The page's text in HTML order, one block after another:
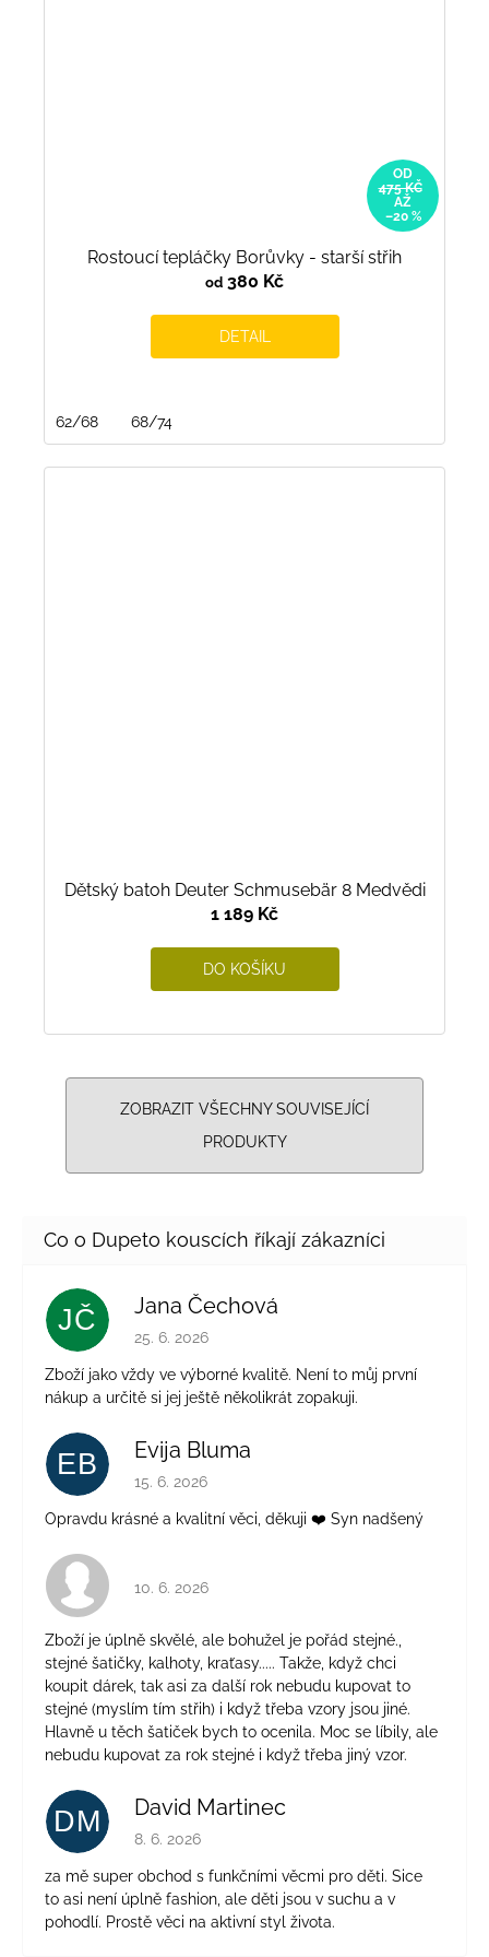
OD
475 KČ
AŽ
–20 %
Rostoucí tepláčky Borůvky - starší střih
od 380 Kč
DETAIL
62/68 68/74
Dětský batoh Deuter Schmusebär 8 Medvědi
1 189 Kč
DO KOŠÍKU
ZOBRAZIT VŠECHNY SOUVISEJÍCÍ
PRODUKTY
JČ Jana Čechová
Hodnocení obchodu je 5 z 5 hvězdiček.
25. 6. 2026
Zboží jako vždy ve výborné kvalitě. Není to můj první
nákup a určitě si jej ještě několikrát zopakuji.
EB Evija Bluma
Hodnocení obchodu je 5 z 5 hvězdiček.
15. 6. 2026
Opravdu krásné a kvalitní věci, děkuji ❤️ Syn nadšený
Hodnocení obchodu je 4 z 5 hvězdiček.
10. 6. 2026
Zboží je úplně skvělé, ale bohužel je pořád stejné.,
stejné šatičky, kalhoty, kraťasy..... Takže, když chci
koupit dárek, tak asi za další rok nebudu kupovat to
stejné (myslím tím střih) i když třeba vzory jsou jiné.
Hlavně u těch šatiček bych to ocenila. Moc se líbily, ale
nebudu kupovat za rok stejné i když třeba jiný vzor.
DM David Martinec
Hodnocení obchodu je 5 z 5 hvězdiček.
8. 6. 2026
za mě super obchod s funkčními věcmi pro děti. Sice
to asi není úplně fashion, ale děti jsou v suchu a v
pohodlí. Prostě věci na aktivní styl života.